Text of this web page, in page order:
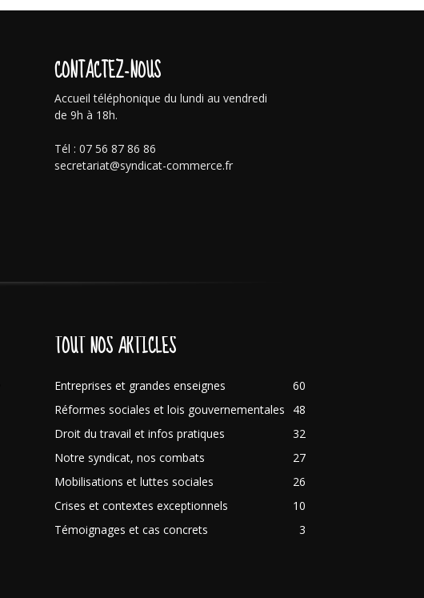
CONTACTEZ-NOUS
Accueil téléphonique du lundi au vendredi
de 9h à 18h.
Tél : 07 56 87 86 86
secretariat@syndicat-commerce.fr
TOUT NOS ARTICLES
Entreprises et grandes enseignes
60
Réformes sociales et lois gouvernementales
48
Droit du travail et infos pratiques
32
Notre syndicat, nos combats
27
Mobilisations et luttes sociales
26
Crises et contextes exceptionnels
10
Témoignages et cas concrets
3